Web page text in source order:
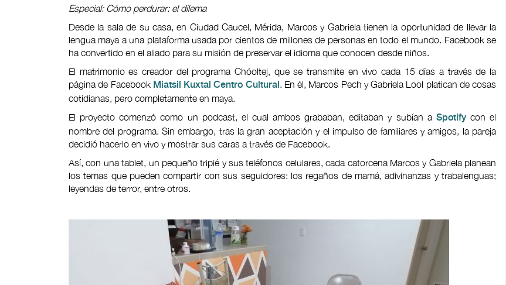
Especial: Cómo perdurar: el dilema
Desde la sala de su casa, en Ciudad Caucel, Mérida, Marcos y Gabriela tienen la oportunidad de llevar la
lengua maya a una plataforma usada por cientos de millones de personas en todo el mundo. Facebook se
ha convertido en el aliado para su misión de preservar el idioma que conocen desde niños.
El matrimonio es creador del programa Chóoltej, que se transmite en vivo cada 15 días a través de la
página de Facebook Miatsil Kuxtal Centro Cultural . En él, Marcos Pech y Gabriela Lool platican de cosas
cotidianas, pero completamente en maya.
El proyecto comenzó como un podcast, el cual ambos grababan, editaban y subían a Spotifycon el
nombre del programa. Sin embargo, tras la gran aceptación y el impulso de familiares y amigos, la pareja
decidió hacerlo en vivo y mostrar sus caras a través de Facebook.
Así, con una tablet, un pequeño tripié y sus teléfonos celulares, cada catorcena Marcos y Gabriela planean
los temas que pueden compartir con sus seguidores: los regaños de mamá, adivinanzas y trabalenguas;
leyendas de terror, entre otros.